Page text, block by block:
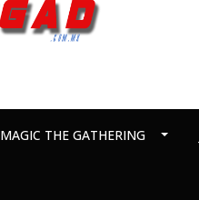
MAGIC THE GATHERING